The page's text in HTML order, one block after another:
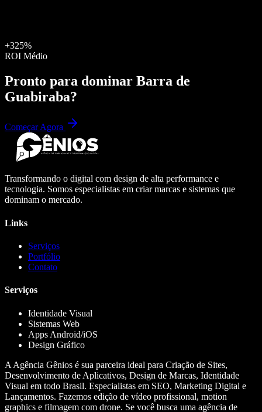
+325%
ROI Médio
Pronto para dominar Barra de
Guabiraba?
Começar Agora
Transformando o digital com design de alta performance e
tecnologia. Somos especialistas em criar marcas e sistemas que
dominam o mercado.
Links
Serviços
Portfólio
Contato
Serviços
Identidade Visual
Sistemas Web
Apps Android/iOS
Design Gráfico
A Agência Gênios é sua parceira ideal para Criação de Sites,
Desenvolvimento de Aplicativos, Design de Marcas, Identidade
Visual em todo Brasil. Especialistas em SEO, Marketing Digital e
Lançamentos. Fazemos edição de vídeo profissional, motion
graphics e filmagem com drone. Se você busca uma agência de